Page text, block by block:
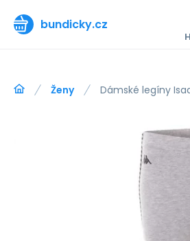
bundicky.cz
Ženy Dámské legíny